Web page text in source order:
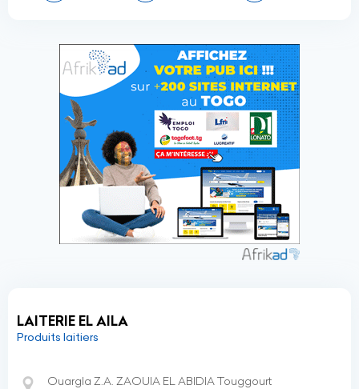
LAITERIE EL AILA
Produits laitiers
Ouargla Z.A. ZAOUIA EL ABIDIA Touggourt